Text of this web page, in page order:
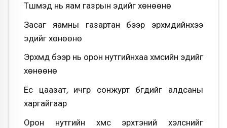
Түшмэд нь яам газрын эдийг хөнөөнө
Засаг яамны газартан бээр эрхмүүдийнхээ
эдийг хөнөөнө
Эрхмүүд бээр нь орон нутгийнхаа хүмүүсийн эдийг
хөнөөнө
Ёс цаазат, ичгүүр сонжурт бүгдийг алдсаны
харгайгаар
Орон нутгийн хүмүүс эрхтэний хэлснийг